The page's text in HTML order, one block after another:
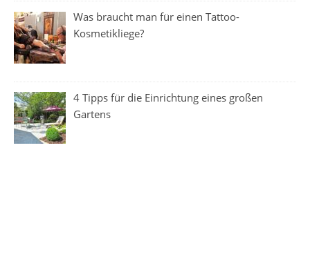
Was braucht man für einen Tattoo-
Kosmetikliege?
4 Tipps für die Einrichtung eines großen
Gartens